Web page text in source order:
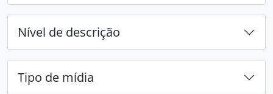
Nível de descrição
Tipo de mídia